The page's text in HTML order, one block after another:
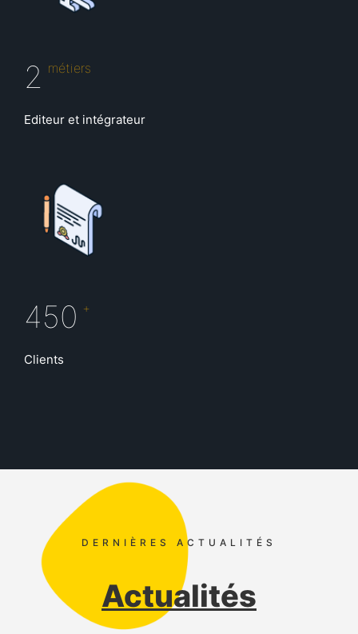
2 métiers
Editeur et intégrateur
450 +
Clients
DERNIÈRES ACTUALITÉS
Actualités